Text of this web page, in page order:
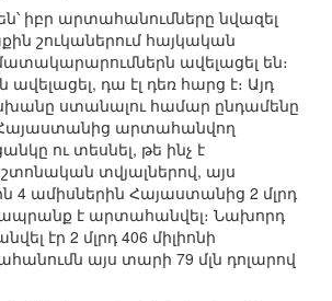
իբր արտահանումները նվազել
շուկաներում հայկական
ավելացել են։
ավելացել, դա էլ դեռ հարց է։ Այդ
ստանալու համար ընդամենը
արտահանվող
ու տեսնել, թե ինչ է
տվյալներով, այս
ամիսներին Հայաստանից 2 մլրդ
ապրանք է արտահանվել։ Նախորդ
էր 2 մլրդ 406 միլիոնի
այս տարի 79 մլն դոլարով